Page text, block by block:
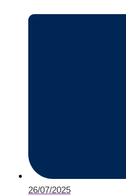
26/07/2025